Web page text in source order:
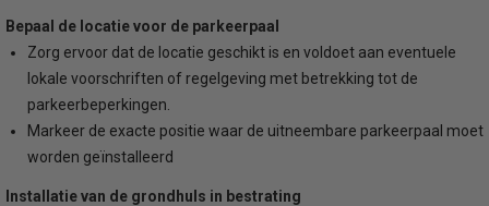
Bepaal de locatie voor de parkeerpaal
Zorg ervoor dat de locatie geschikt is en voldoet aan eventuele
lokale voorschriften of regelgeving met betrekking tot de
parkeerbeperkingen.
Markeer de exacte positie waar de uitneembare parkeerpaal moet
worden geïnstalleerd
Installatie van de grondhuls in bestrating